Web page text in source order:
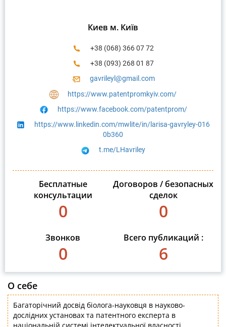
Киев м. Київ
+38 (068) 366 07 72
+38 (093) 268 01 87
gavrileyl@gmail.com
https://www.patentpromkyiv.com/
https://www.facebook.com/patentprom/
https://www.linkedin.com/mwlite/in/larisa-gavryley-016
0b360
t.me/LHavriley
Бесплатные
консультации
0
Звонков
0
Договоров / безопасных
сделок
0
Всего публикаций :
6
О себе
Багаторічний досвід біолога-науковця в науково-
дослідних установах та патентного експерта в
національній системі інтелектуальної власності.